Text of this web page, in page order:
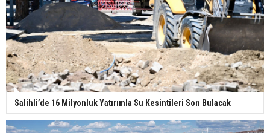
Salihli’de 16 Milyonluk Yatırımla Su Kesintileri Son Bulacak